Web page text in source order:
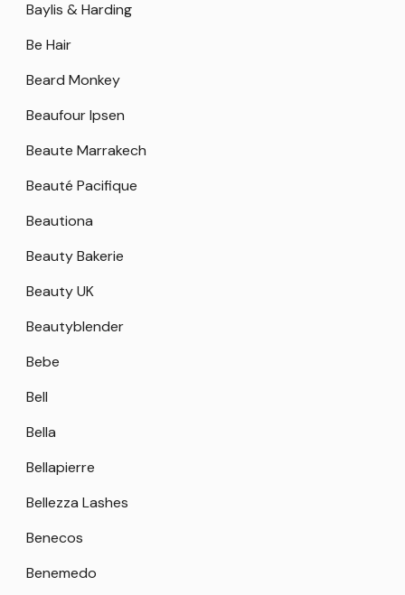
Baylis & Harding
Be Hair
Beard Monkey
Beaufour Ipsen
Beaute Marrakech
Beauté Pacifique
Beautiona
Beauty Bakerie
Beauty UK
Beautyblender
Bebe
Bell
Bella
Bellapierre
Bellezza Lashes
Benecos
Benemedo